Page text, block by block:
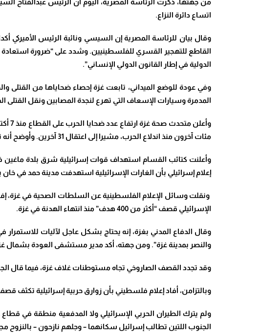
اتساع دائرة النزاع.
وقال بيان للرئاسة المصرية إن السيسي ونائبة الرئيس الأميركي
القاطع للتهجير القسري للفلسطينيين. وشدد على “ضرورة استعادة
الدولية في إطار القانون الدولي الإنساني”.
وفي عودة للوضع الميداني، تابعت غزة إحصاء ضحاياها من القتلى
المدمرة وسيارات الإسعاف التي تهرع لنجدة المصابين ونقل
مئات آخرون منذ اندلاع الحرب، مشيرا إلى اعتقال 31 آخرين. وأوضح أنه تم استهداف 130 مؤسسة صحية، وإخراج 20 مستشفى عن الخدمة، واستهداف وتدمير 56 سيارة إسعاف
وأعلنت كتائب القسام استهداف قوات إسرائيلية شرق بلدة
إعلام إسرائيلي بأن الغارات الإسرائيلية استهدفت مدينة حمد في
الإسرائيلي قصف “أكثر من 400 هدف” منذ انتهاء الهدنة في غزة
.
وقال الدفاع المدني بغزة، إنه يحتاج بشكل عاجل لآليات
والنصر بمدينة غزة”. ومن جهته، أكد مدير مستشفى العودة بشمال
وقد تجدد القصف الصاروخي تجاه مستوطنات غلاف غزة، فيما قال
وبالتزامن، أفاد إعلام فلسطيني بأن زوارق حربية إسرائيلية
ولم يترك الطيران الحربي الإسرائيلي ولا المدفعية منطقة في
الجنوب اللتين تطالب إسرائيل سكانهما – وجلهم نازحون – بالنزوح